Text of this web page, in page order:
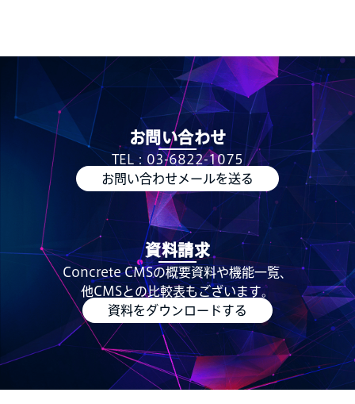
お問い合わせ
TEL：03-6822-1075
お問い合わせメールを送る
資料請求
Concrete CMSの概要資料や機能一覧、
他CMSとの比較表もございます。
資料をダウンロードする